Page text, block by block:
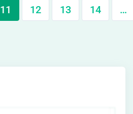
11 12 13 14 …